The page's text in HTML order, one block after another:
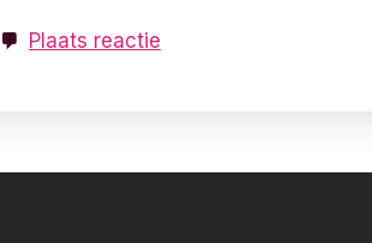
Plaats reactie